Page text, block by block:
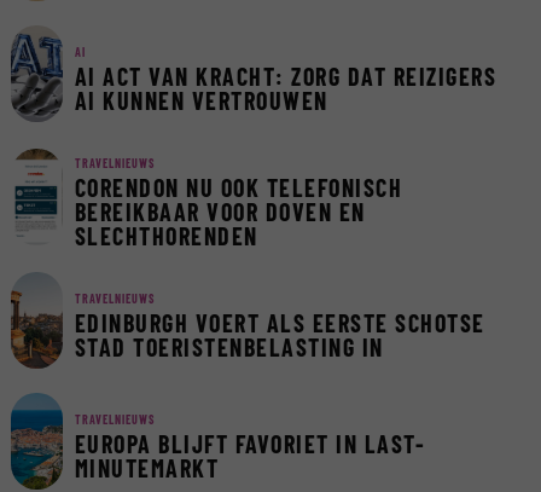
AI
AI ACT VAN KRACHT: ZORG DAT REIZIGERS
AI KUNNEN VERTROUWEN
TRAVELNIEUWS
CORENDON NU OOK TELEFONISCH
BEREIKBAAR VOOR DOVEN EN
SLECHTHORENDEN
TRAVELNIEUWS
EDINBURGH VOERT ALS EERSTE SCHOTSE
STAD TOERISTENBELASTING IN
TRAVELNIEUWS
EUROPA BLIJFT FAVORIET IN LAST-
MINUTEMARKT